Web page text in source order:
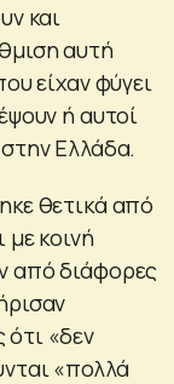
και
αυτή
είχαν φύγει
ή αυτοί
Ελλάδα.
θετικά από
με κοινή
από διάφορες
«δεν
«πολλά